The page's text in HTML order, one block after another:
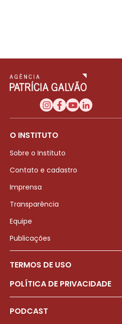
O INSTITUTO
Sobre o Instituto
Contato e cadastro
Imprensa
Transparência
Equipe
Publicações
TERMOS DE USO
POLÍTICA DE PRIVACIDADE
PODCAST